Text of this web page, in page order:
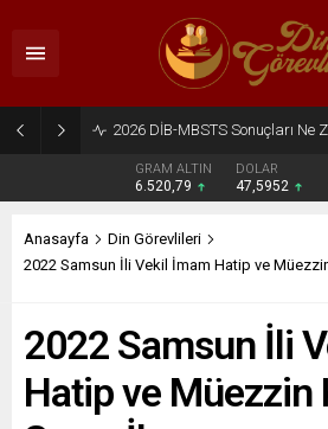
2026 DİB-MBSTS Ne Zaman?
GRAM ALTIN
6.520,79
DOLAR
47,5952
Anasayfa
Din Görevlileri
2022 Samsun İli Vekil İmam Hatip ve Müezzin
2022 Samsun İli
Hatip ve Müezzin